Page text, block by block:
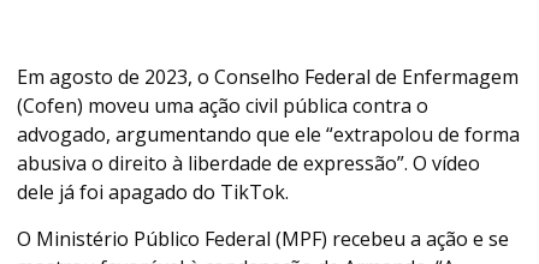
Em agosto de 2023, o Conselho Federal de Enfermagem
(Cofen) moveu uma ação civil pública contra o
advogado, argumentando que ele “extrapolou de forma
abusiva o direito à liberdade de expressão”. O vídeo
dele já foi apagado do TikTok.
O Ministério Público Federal (MPF) recebeu a ação e se